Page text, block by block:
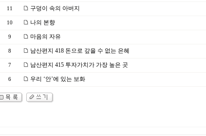
11 구덩이 속의 아버지
10 나의 본향
9 마음의 자유
8 남산편지 418 돈으로 갚을 수 없는 은혜
7 남산편지 415 투자가치가 가장 높은 곳
6 우리 ‘안’에 있는 보화